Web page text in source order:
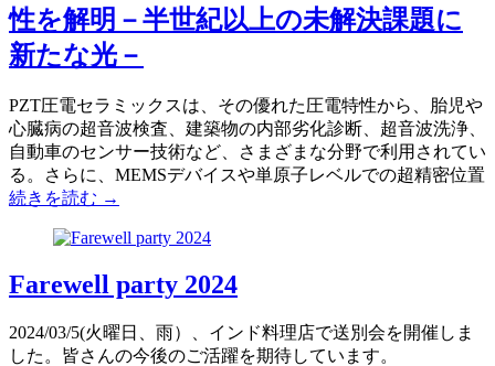
性を解明－半世紀以上の未解決課題に
新たな光－
PZT圧電セラミックスは、その優れた圧電特性から、胎児や
心臓病の超音波検査、建築物の内部劣化診断、超音波洗浄、
自動車のセンサー技術など、さまざまな分野で利用されてい
る。さらに、MEMSデバイスや単原子レベルでの超精密位置
続きを読む →
Farewell party 2024
2024/03/5(火曜日、雨）、インド料理店で送別会を開催しま
した。皆さんの今後のご活躍を期待しています。